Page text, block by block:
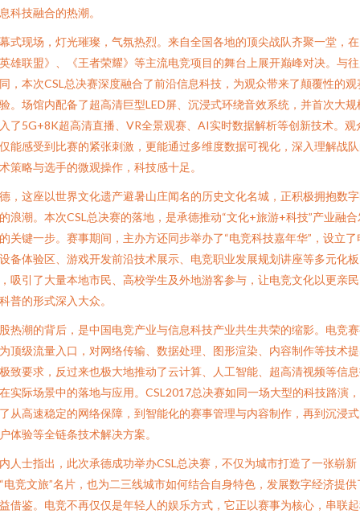
科技融合的热潮。
式现场，灯光璀璨，气氛热烈。来自全国各地的顶尖战队齐聚一堂，在
雄联盟》、《王者荣耀》等主流电竞项目的舞台上展开巅峰对决。与
，本次CSL总决赛深度融合了前沿信息科技，为观众带来了颠覆性的观
。场馆内配备了超高清巨型LED屏、沉浸式环绕音效系统，并首次大规
了5G+8K超高清直播、VR全景观赛、AI实时数据解析等创新技术。观
能感受到比赛的紧张刺激，更能通过多维度数据可视化，深入理解战
策略与选手的微观操作，科技感十足。
，这座以世界文化遗产避暑山庄闻名的历史文化名城，正积极拥抱数
浪潮。本次CSL总决赛的落地，是承德推动“文化+旅游+科技”产业融合
关键一步。赛事期间，主办方还同步举办了“电竞科技嘉年华”，设立了
备体验区、游戏开发前沿技术展示、电竞职业发展规划讲座等多元化板
吸引了大量本地市民、高校学生及外地游客参与，让电竞文化以更亲
普的形式深入大众。
热潮的背后，是中国电竞产业与信息科技产业共生共荣的缩影。电竞
顶级流量入口，对网络传输、数据处理、图形渲染、内容制作等技术
致要求，反过来也极大地推动了云计算、人工智能、超高清视频等信
实际场景中的落地与应用。CSL2017总决赛如同一场大型的科技路演
从高速稳定的网络保障，到智能化的赛事管理与内容制作，再到沉浸
体验等全链条技术解决方案。
人士指出，此次承德成功举办CSL总决赛，不仅为城市打造了一张崭新
电竞文旅”名片，也为二三线城市如何结合自身特色，发展数字经济提供
借鉴。电竞不再仅仅是年轻人的娱乐方式，它正以赛事为核心，串联